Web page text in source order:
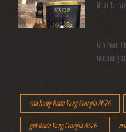
Nhất Tại
Giá rượu
từ những
cửa hàng Rượu Vang Georgia MS76
giá Rượu Vang Georgia MS76